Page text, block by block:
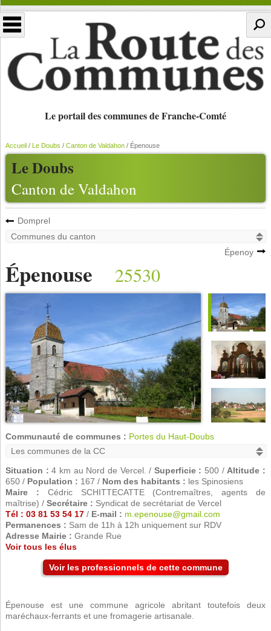
Le portail des communes de Franche-Comté
Le Doubs
Canton de Valdahon
Accueil/ Le Doubs / Canton de Valdahon/ Épenouse
Domprel
Épenoy
Épenouse 25530
Communauté de communes : Portes du Haut-Doubs
Situation : 4 km au Nord de Vercel. / Superficie : 500 / Altitude :
650 / Population : 167 / Nom des habitants : les Spinosiens
Maire : Cédric SCHITTECATTE (Contremaîtres, agents de
maîtrise) / Secrétaire : Syndicat de secrétariat de Vercel
Tél : 03 81 53 54 17/ E-mail : m.epenouse@gmail.com
Permanences : Sam de 11h à 12h uniquement sur RDV
Adresse Mairie : Grande Rue
Voir tous les élus
Voir les professionnels de cette commune
Épenouse est une commune agricole abritant toutefois deux
maréchaux-ferrants et une fromagerie artisanale.